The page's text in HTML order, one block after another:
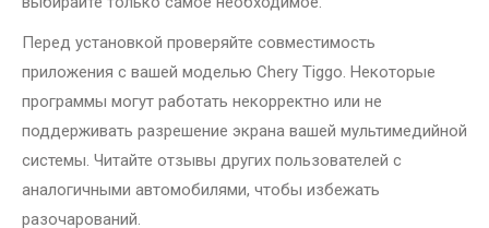
Перед установкой проверяйте совместимость
приложения с вашей моделью Chery Tiggo. Некоторые
программы могут работать некорректно или не
поддерживать разрешение экрана вашей мультимедийной
системы. Читайте отзывы других пользователей с
аналогичными автомобилями, чтобы избежать
разочарований.